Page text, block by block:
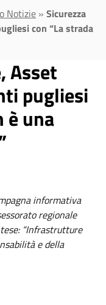
Notizie » Sicurezza
con “La strada
Asset
pugliesi
è una
informativa
regionale
“Infrastrutture
e della